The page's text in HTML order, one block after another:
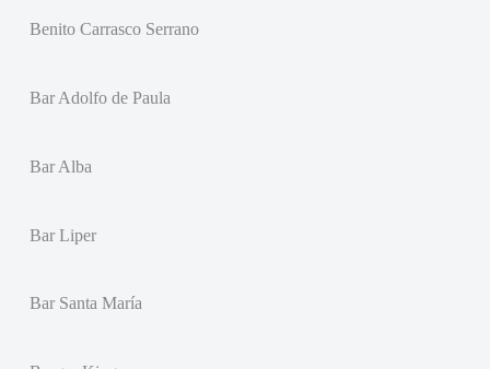
Benito Carrasco Serrano
Bar Adolfo de Paula
Bar Alba
Bar Liper
Bar Santa María